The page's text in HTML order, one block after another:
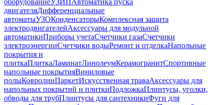
оборудованиеУЗИПАвтоматика пуска
двигателяДифференциальные
автоматыУЗОКонденсаторыКомплексная защита
электродвигателейАксессуары для модульной
автоматикиПриборы учетаСчетчики газаСчетчики
электроэнергииСчетчики водыРемонт и отделкаНапольные
покрытия и
плиткаПлиткаЛаминатЛинолеумКерамогранитСпортивные
напольные покрытияВиниловые
полыКовролинПаркетИскусственная траваАксессуары для
напольных покрытий и плиткиПодложкаПлинтусы, уголки,
обводы для трубПлинтусы для сантехникиФуги для